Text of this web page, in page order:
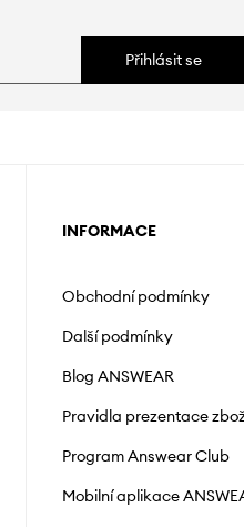
Přihlásit se
INFORMACE
Obchodní podmínky
Další podmínky
Blog ANSWEAR
Pravidla prezentace
Program Answear Club
Mobilní aplikace